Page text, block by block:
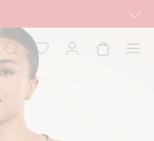
włączonych w ofertę, również z
i Newbie oraz na kappahl.com. Ofert
Dziecko